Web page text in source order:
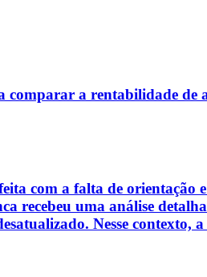
a rentabilidade
com a falta de orientação
uma análise
Nesse contexto,